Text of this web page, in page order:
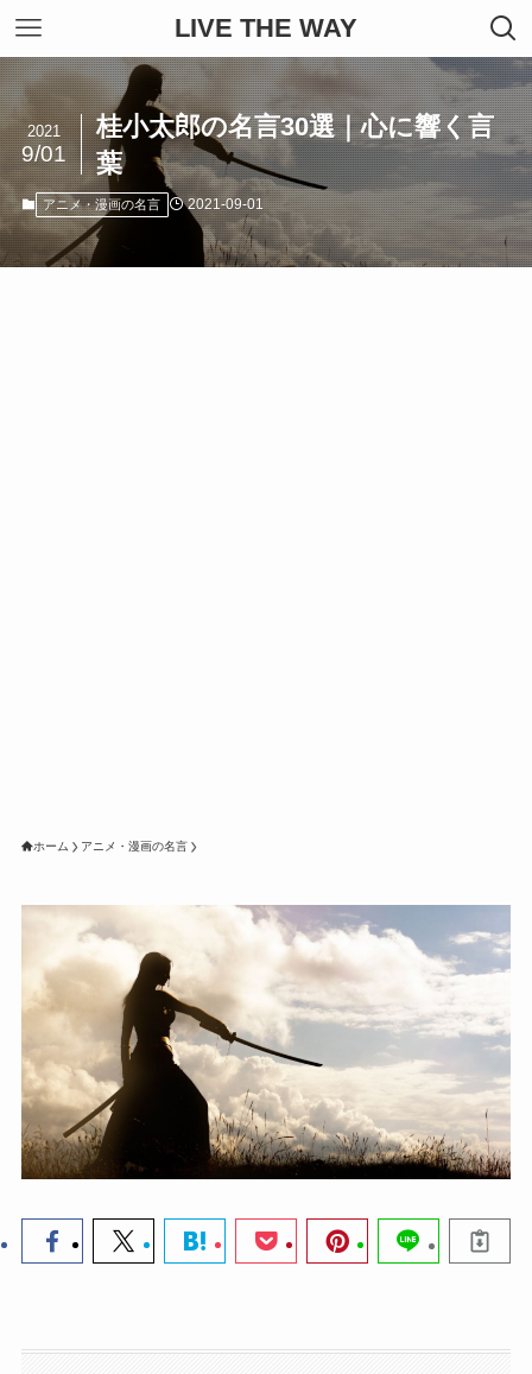
LIVE THE WAY
桂小太郎の名言30選｜心に響く言
葉
2021
9/01
アニメ・漫画の名言 2021-09-01
ホーム アニメ・漫画の名言